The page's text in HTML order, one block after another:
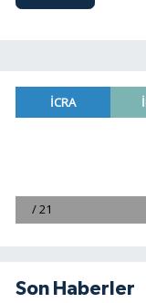
Son Haberler